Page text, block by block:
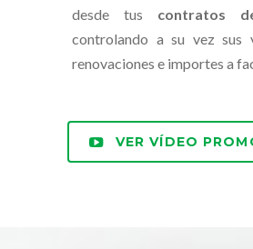
desde tus contratos
controlando a su vez sus
renovaciones e importes a
VER VÍDEO